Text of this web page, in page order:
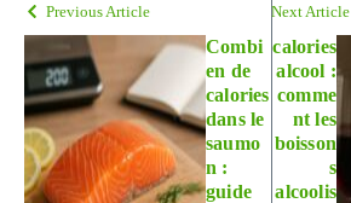
Previous Article
Combi
en de
calories
dans le
saumo
n :
guide
Next Article
calories
alcool :
comme
nt les
boisson
s
alcoolis